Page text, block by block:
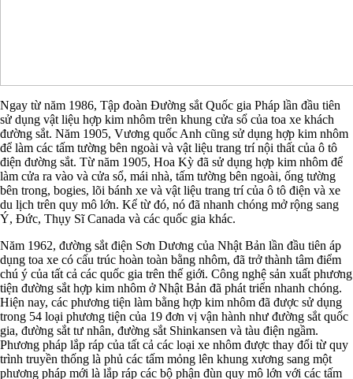
Ngay từ năm 1986, Tập đoàn Đường sắt Quốc gia Pháp lần đầu tiên
sử dụng vật liệu hợp kim nhôm trên khung cửa sổ của toa xe khách
đường sắt. Năm 1905, Vương quốc Anh cũng sử dụng hợp kim nhôm
để làm các tấm tường bên ngoài và vật liệu trang trí nội thất của ô tô
điện đường sắt. Từ năm 1905, Hoa Kỳ đã sử dụng hợp kim nhôm để
làm cửa ra vào và cửa sổ, mái nhà, tấm tường bên ngoài, ống tường
bên trong, bogies, lõi bánh xe và vật liệu trang trí của ô tô điện và xe
du lịch trên quy mô lớn. Kể từ đó, nó đã nhanh chóng mở rộng sang
Ý, Đức, Thụy Sĩ Canada và các quốc gia khác.
Năm 1962, đường sắt điện Sơn Dương của Nhật Bản lần đầu tiên áp
dụng toa xe có cấu trúc hoàn toàn bằng nhôm, đã trở thành tâm điểm
chú ý của tất cả các quốc gia trên thế giới. Công nghệ sản xuất phương
tiện đường sắt hợp kim nhôm ở Nhật Bản đã phát triển nhanh chóng.
Hiện nay, các phương tiện làm bằng hợp kim nhôm đã được sử dụng
trong 54 loại phương tiện của 19 đơn vị vận hành như đường sắt quốc
gia, đường sắt tư nhân, đường sắt Shinkansen và tàu điện ngầm.
Phương pháp lắp ráp của tất cả các loại xe nhôm được thay đổi từ quy
trình truyền thống là phủ các tấm mỏng lên khung xương sang một
phương pháp mới là lắp ráp các bộ phận đùn quy mô lớn với các tấm